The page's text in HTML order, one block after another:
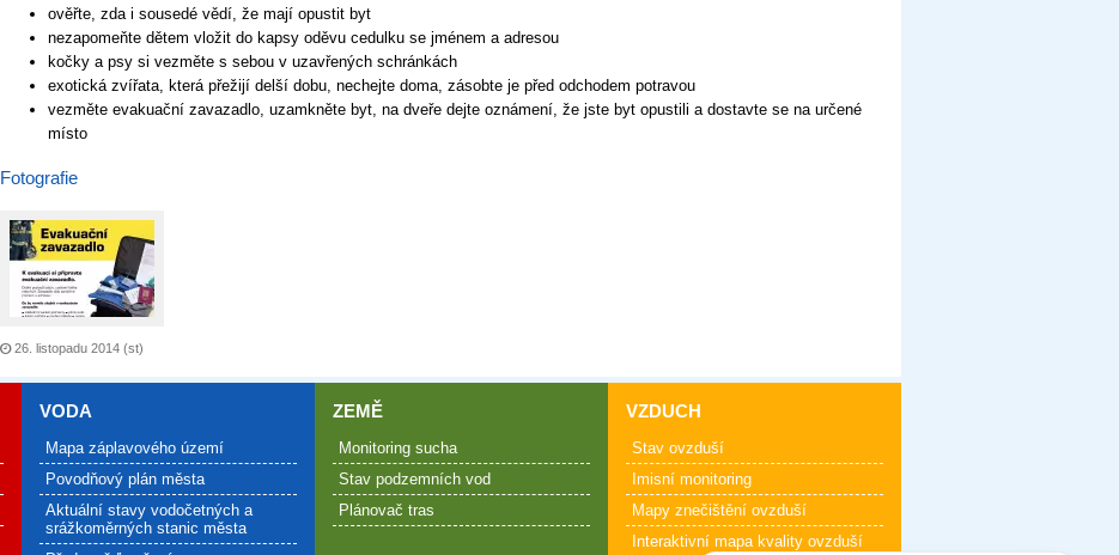
ověřte, zda i sousedé vědí, že mají opustit byt
nezapomeňte dětem vložit do kapsy oděvu cedulku se jménem a adresou
kočky a psy si vezměte s sebou v uzavřených schránkách
exotická zvířata, která přežijí delší dobu, nechejte doma, zásobte je před odchodem potravou
vezměte evakuační zavazadlo, uzamkněte byt, na dveře dejte oznámení, že jste byt opustili a dostavte se na určené
místo
Fotografie
26. listopadu 2014 (st)
VODA
Mapa záplavového území
Povodňový plán města
Aktuální stavy vodočetných a
srážkoměrných stanic města
ZEMĚ
Monitoring sucha
Stav podzemních vod
Plánovač tras
VZDUCH
Stav ovzduší
Imisní monitoring
Mapy znečištění ovzduší
Interaktivní mapa kvality ovzduší